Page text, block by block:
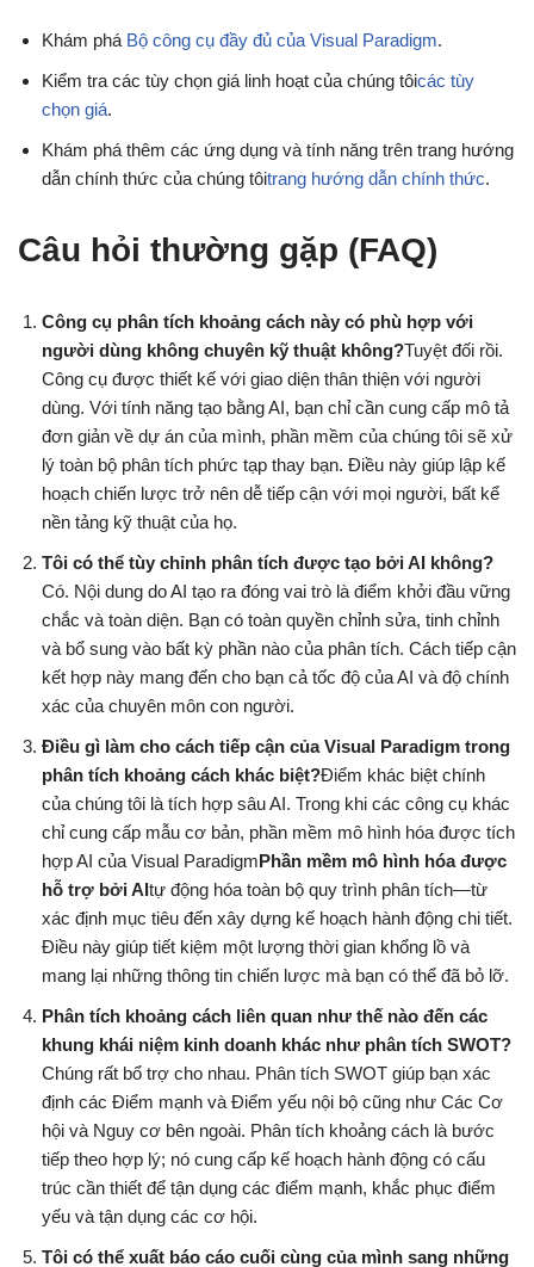
Khám phá Bộ công cụ đầy đủ của Visual Paradigm.
Kiểm tra các tùy chọn giá linh hoạt của chúng tôicác tùy
chọn giá.
Khám phá thêm các ứng dụng và tính năng trên trang hướng
dẫn chính thức của chúng tôitrang hướng dẫn chính thức.
Câu hỏi thường gặp (FAQ)
Công cụ phân tích khoảng cách này có phù hợp với
người dùng không chuyên kỹ thuật không?Tuyệt đối rồi.
Công cụ được thiết kế với giao diện thân thiện với người
dùng. Với tính năng tạo bằng AI, bạn chỉ cần cung cấp mô tả
đơn giản về dự án của mình, phần mềm của chúng tôi sẽ xử
lý toàn bộ phân tích phức tạp thay bạn. Điều này giúp lập kế
hoạch chiến lược trở nên dễ tiếp cận với mọi người, bất kể
nền tảng kỹ thuật của họ.
Tôi có thể tùy chỉnh phân tích được tạo bởi AI không?
Có. Nội dung do AI tạo ra đóng vai trò là điểm khởi đầu vững
chắc và toàn diện. Bạn có toàn quyền chỉnh sửa, tinh chỉnh
và bổ sung vào bất kỳ phần nào của phân tích. Cách tiếp cận
kết hợp này mang đến cho bạn cả tốc độ của AI và độ chính
xác của chuyên môn con người.
Điều gì làm cho cách tiếp cận của Visual Paradigm trong
phân tích khoảng cách khác biệt?Điểm khác biệt chính
của chúng tôi là tích hợp sâu AI. Trong khi các công cụ khác
chỉ cung cấp mẫu cơ bản, phần mềm mô hình hóa được tích
hợp AI của Visual ParadigmPhần mềm mô hình hóa được
hỗ trợ bởi AItự động hóa toàn bộ quy trình phân tích—từ
xác định mục tiêu đến xây dựng kế hoạch hành động chi tiết.
Điều này giúp tiết kiệm một lượng thời gian khổng lồ và
mang lại những thông tin chiến lược mà bạn có thể đã bỏ lỡ.
Phân tích khoảng cách liên quan như thế nào đến các
khung khái niệm kinh doanh khác như phân tích SWOT?
Chúng rất bổ trợ cho nhau. Phân tích SWOT giúp bạn xác
định các Điểm mạnh và Điểm yếu nội bộ cũng như Các Cơ
hội và Nguy cơ bên ngoài. Phân tích khoảng cách là bước
tiếp theo hợp lý; nó cung cấp kế hoạch hành động có cấu
trúc cần thiết để tận dụng các điểm mạnh, khắc phục điểm
yếu và tận dụng các cơ hội.
Tôi có thể xuất báo cáo cuối cùng của mình sang những